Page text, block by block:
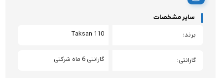
سایر مشخصات
برند Taksan 110
گارانتی گارانتی 6 ماه شرکتی